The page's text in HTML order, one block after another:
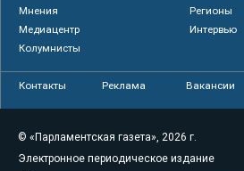
Мнения
Регионы
Медиацентр
Интервью
Колумнисты
Контакты Реклама Вакансии
© «Парламентская газета», 2026 г.
Электронное периодическое издание